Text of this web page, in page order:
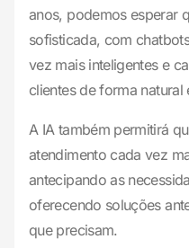
anos, podemos esperar
sofisticada, com
vez mais inteligentes e
clientes de forma natural
A IA também permitirá
atendimento cada vez
antecipando as
oferecendo soluções
que precisam.